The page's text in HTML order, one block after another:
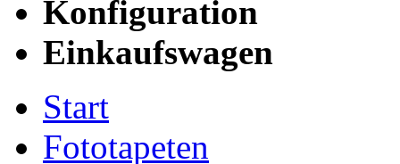
Konfiguration
Einkaufswagen
Start
Fototapeten